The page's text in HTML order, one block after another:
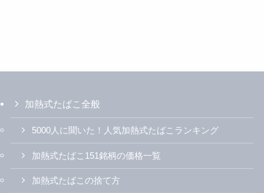
加熱式たばこ全般
5000人に聞いた！人気加熱式たばこランキング
加熱式たばこ151銘柄の価格一覧
加熱式たばこの捨て方